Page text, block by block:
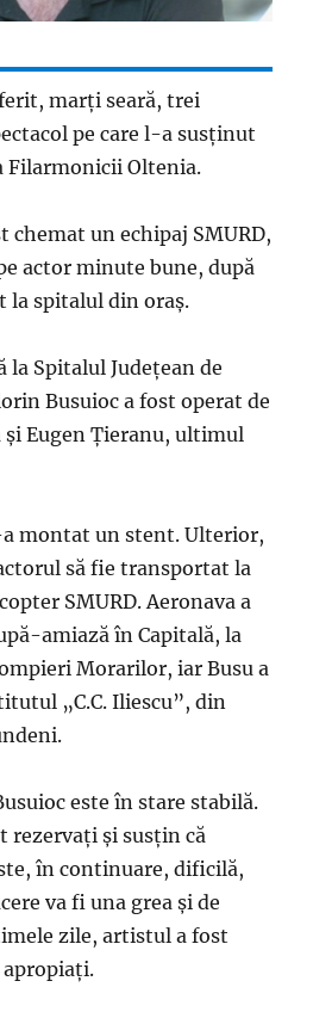
marţi seară, trei
pe care l-a susținut
Filarmonicii Oltenia.
chemat un echipaj SMURD,
actor minute bune, după
la spitalul din oraș.
la Spitalul Județean de
Busuioc a fost operat de
și Eugen Ţieranu, ultimul
a montat un stent. Ulterior,
să fie transportat la
SMURD. Aeronava a
amiază în Capitală, la
Morarilor, iar Busu a
„C.C. Iliescu”, din
este în stare stabilă.
rezervați și susțin că
în continuare, dificilă,
va fi una grea și de
zile, artistul a fost